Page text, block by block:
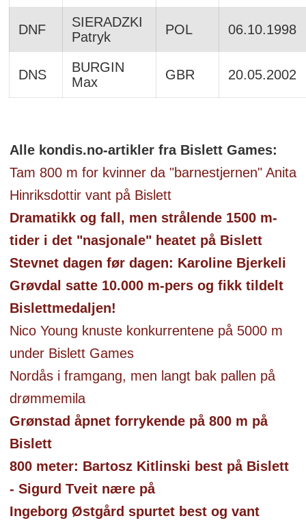
DNF
SIERADZKI
Patryk
POL 06.10.1998
DNS
BURGIN
Max
GBR 20.05.2002
Alle kondis.no-artikler fra Bislett Games:
Tam 800 m for kvinner da "barnestjernen" Anita
Hinriksdottir vant på Bislett
Dramatikk og fall, men strålende 1500 m-
tider i det "nasjonale" heatet på Bislett
Stevnet dagen før dagen: Karoline Bjerkeli
Grøvdal satte 10.000 m-pers og fikk tildelt
Bislettmedaljen!
Nico Young knuste konkurrentene på 5000 m
under Bislett Games
Nordås i framgang, men langt bak pallen på
drømmemila
Grønstad åpnet forrykende på 800 m på
Bislett
800 meter: Bartosz Kitlinski best på Bislett
- Sigurd Tveit nære på
Ingeborg Østgård spurtet best og vant